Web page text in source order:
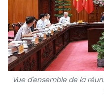
Vue d'ensemble de la